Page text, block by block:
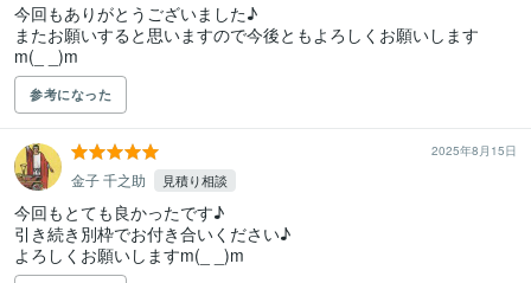
今回もありがとうございました♪
またお願いすると思いますので今後ともよろしくお願いします
m(_ _)m
参考になった
2025年8月15日
金子 千之助 見積り相談
今回もとても良かったです♪
引き続き別枠でお付き合いください♪
よろしくお願いしますm(_ _)m